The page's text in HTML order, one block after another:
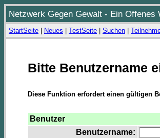
Netzwerk Gegen Gewalt - Ein
StartSeite Neues TestSeite Suchen
Bitte Benutzername
Diese Funktion erfordert einen gültigen
Benutzer
Benutzername: